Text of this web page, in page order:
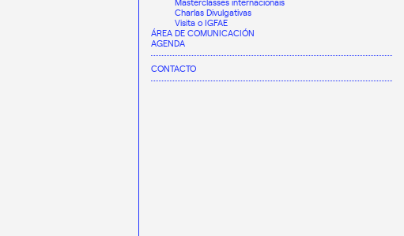
Charlas Divulgativas
Visita o IGFAE
ÁREA DE COMUNICACIÓN
AGENDA
CONTACTO